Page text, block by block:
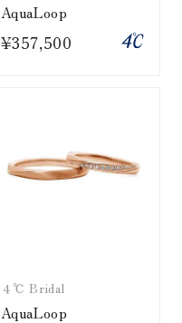
AquaLoop
¥357,500
４℃ Bridal
AquaLoop